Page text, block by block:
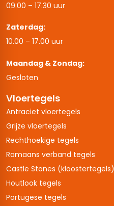
09.00 – 17.30 uur
Zaterdag:
10.00 – 17.00 uur
Maandag & Zondag:
Gesloten
Vloertegels
Antraciet vloertegels
Grijze vloertegels
Rechthoekige tegels
Romaans verband tegels
Castle Stones (kloostertegels)
Houtlook tegels
Portugese tegels